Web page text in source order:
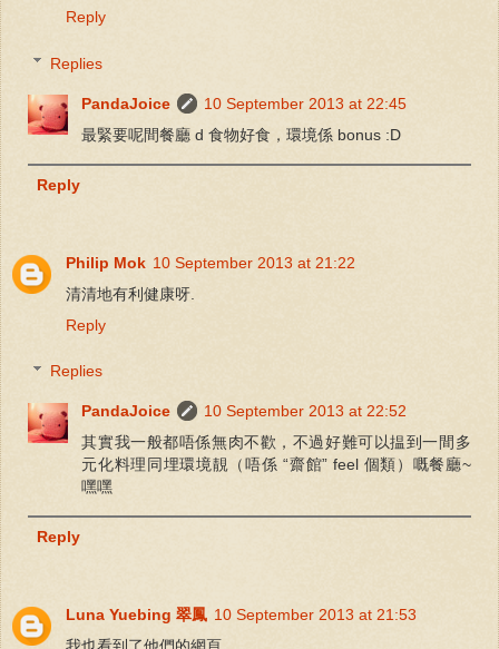
Reply
Replies
PandaJoice
10 September 2013 at 22:45
最緊要呢間餐廳 d 食物好食，環境係 bonus :D
Reply
Philip Mok 10 September 2013 at 21:22
清清地有利健康呀.
Reply
Replies
PandaJoice
10 September 2013 at 22:52
其實我一般都唔係無肉不歡，不過好難可以揾到一間多
元化料理同埋環境靚（唔係 “齋館” feel 個類）嘅餐廳~
嘿嘿
Reply
Luna Yuebing 翠鳳 10 September 2013 at 21:53